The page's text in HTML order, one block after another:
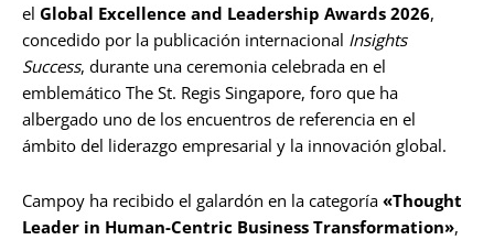
el Global Excellence and Leadership Awards 2026,
concedido por la publicación internacional Insights
Success, durante una ceremonia celebrada en el
emblemático The St. Regis Singapore, foro que ha
albergado uno de los encuentros de referencia en el
ámbito del liderazgo empresarial y la innovación global.
Campoy ha recibido el galardón en la categoría «Thought
Leader in Human-Centric Business Transformation»,